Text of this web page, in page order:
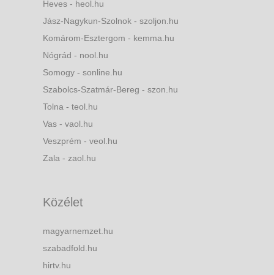
Heves - heol.hu
Jász-Nagykun-Szolnok - szoljon.hu
Komárom-Esztergom - kemma.hu
Nógrád - nool.hu
Somogy - sonline.hu
Szabolcs-Szatmár-Bereg - szon.hu
Tolna - teol.hu
Vas - vaol.hu
Veszprém - veol.hu
Zala - zaol.hu
Közélet
magyarnemzet.hu
szabadfold.hu
hirtv.hu